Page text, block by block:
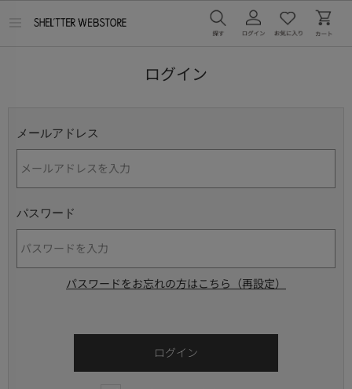
ログイン
メールアドレス
パスワード
パスワードをお忘れの方はこちら（再設定）